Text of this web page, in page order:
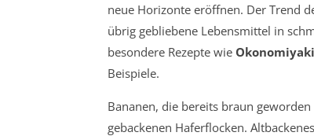
neue Horizonte eröffnen. Der Trend
übrig gebliebene Lebensmittel in
besondere Rezepte wie Okonomiyaki
Beispiele.
Bananen, die bereits braun
gebackenen Haferflocken.